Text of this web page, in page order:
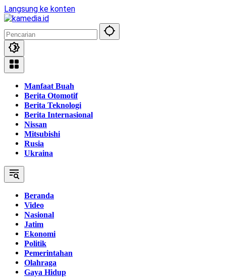
Langsung ke konten
Manfaat Buah
Berita Otomotif
Berita Teknologi
Berita Internasional
Nissan
Mitsubishi
Rusia
Ukraina
Beranda
Video
Nasional
Jatim
Ekonomi
Politik
Pemerintahan
Olahraga
Gaya Hidup